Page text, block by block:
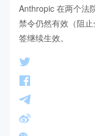
Anthropic 在两个法
禁令仍然有效（阻
签继续生效。